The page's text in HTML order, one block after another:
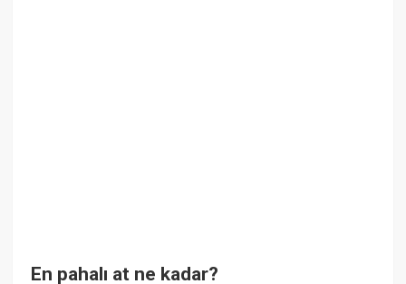
En pahalı at ne kadar?